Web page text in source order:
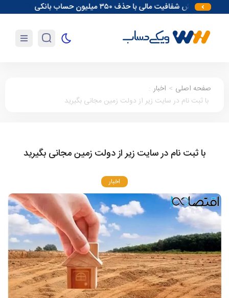
افزایش شفافیت مالی با حذف ۳۵۰ میلیون حساب بانکی آغاز مقدمات
صفحه اصلی > اخبار :
با ثبت نام در سایت زیر از دولت زمین مجانی بگیرید
با ثبت نام در سایت زیر از دولت زمین مجانی بگیرید
اخبار